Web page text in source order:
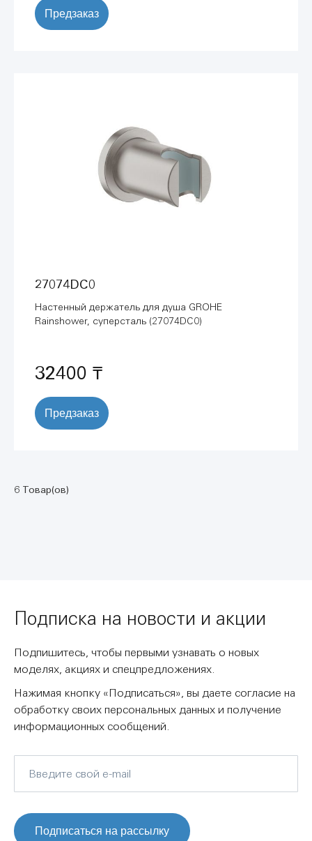
Предзаказ
27074DC0
Настенный держатель для душа GROHE
Rainshower, суперсталь (27074DC0)
32400 ₸
Предзаказ
6 Товар(ов)
Подписка на новости и акции
Подпишитесь, чтобы первыми узнавать о новых
моделях, акциях и спецпредложениях.
Нажимая кнопку «Подписаться», вы даете согласие на
обработку своих персональных данных и получение
информационных сообщений.
Подписаться на рассылку